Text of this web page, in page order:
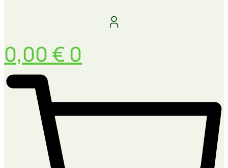
0,00 € 0